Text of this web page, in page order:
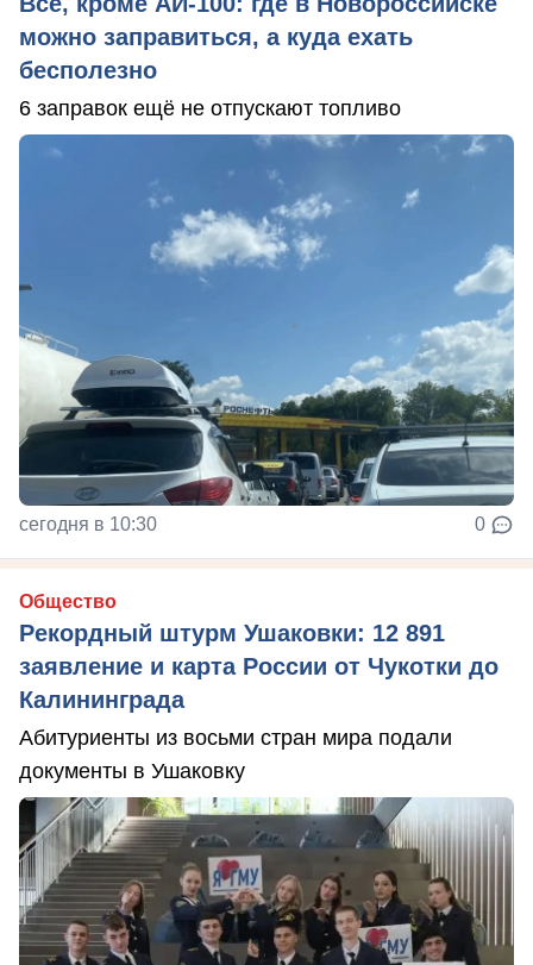
можно заправиться, а куда ехать
бесполезно
6 заправок ещё не отпускают топливо
сегодня в 10:30 0
Общество
Рекордный штурм Ушаковки: 12 891
заявление и карта России от Чукотки до
Калининграда
Абитуриенты из восьми стран мира подали
документы в Ушаковку